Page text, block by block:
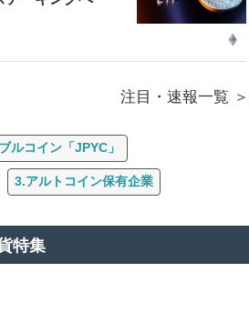
注目・速報一覧
ルコイン「JPYC」
3.アルトコイン保有企業
特集